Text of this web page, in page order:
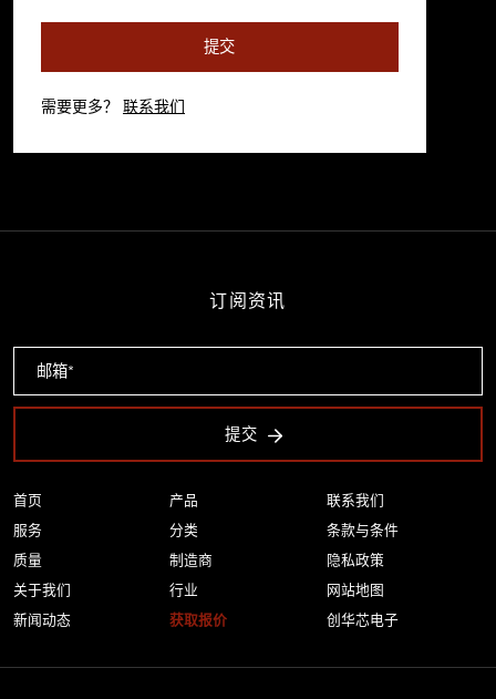
提交
需要更多？ 联系我们
首页
服务
质量
关于我们
新闻动态
产品
分类
制造商
行业
获取报价
联系我们
条款与条件
隐私政策
网站地图
创华芯电子
订阅资讯
提交